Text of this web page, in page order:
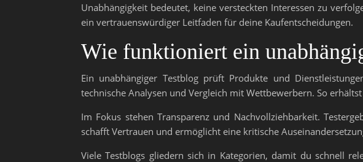
Unabhängigkeit bedeutet, keine versteckten Interessen zu
ein vertrauenswürdiger Leitfaden für deine Kaufentscheidungen.
Wie funktioniert ein
Ein unabhängiger Testblog prüft Produkte und
technische Analysen und Vergleich mit Wettbewerbern. So
Im Fokus stehen Transparenz und Nachvollziehbarkeit.
schafft Vertrauen und ermöglicht eine kritische
Viele Testblogs gliedern sich in Kategorien, damit du schnell